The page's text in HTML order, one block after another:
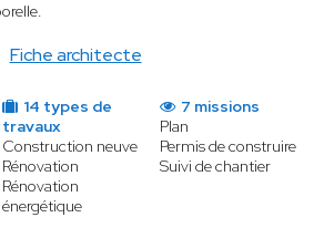
Fiche architecte
14 types de
travaux
Construction neuve
Rénovation
Rénovation
énergétique
7 missions
Plan
Permis de construire
Suivi de chantier